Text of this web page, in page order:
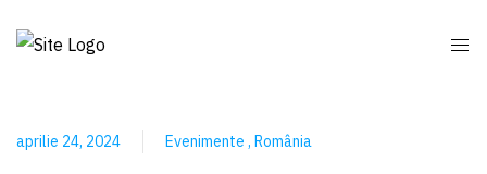
aprilie 24, 2024 Evenimente România